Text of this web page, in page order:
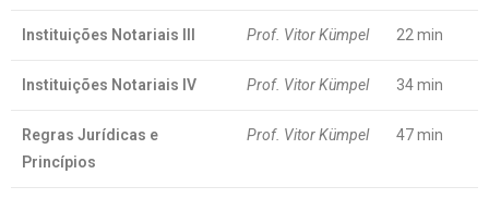
Instituições Notariais III Prof. Vitor Kümpel 22 min
Instituições Notariais IV Prof. Vitor Kümpel 34 min
Regras Jurídicas e
Princípios
Prof. Vitor Kümpel 47 min